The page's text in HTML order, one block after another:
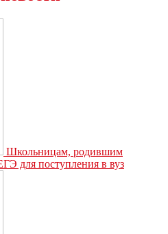
Школьницам, родившим
для поступления в вуз